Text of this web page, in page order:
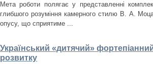
Мета роботи полягає у представленні
глибшого розуміння камерного стилю В. А.
опусу, що сприятиме ...
Український «дитячий»
розвитку